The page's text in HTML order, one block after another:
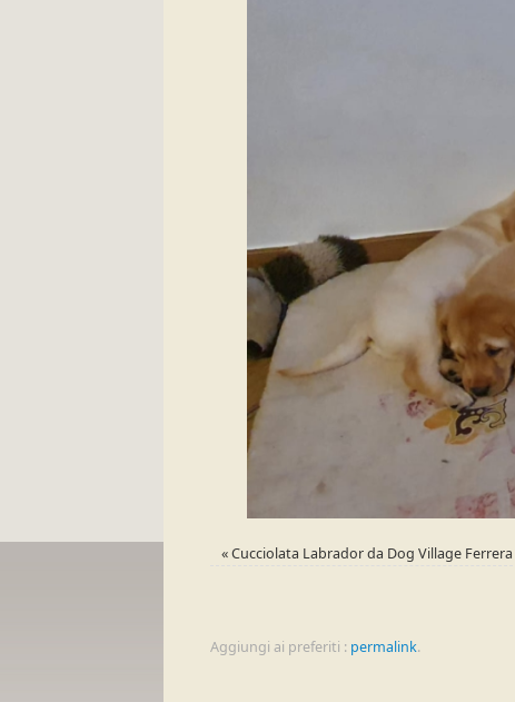
«Cucciolata Labrador da Dog Village Ferrera
Aggiungi ai preferiti : permalink.